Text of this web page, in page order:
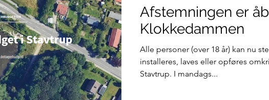
Afstemningen er
Klokkedammen
Alle personer (over 18 år) kan nu
installeres, laves eller opføres
Stavtrup. I mandags...